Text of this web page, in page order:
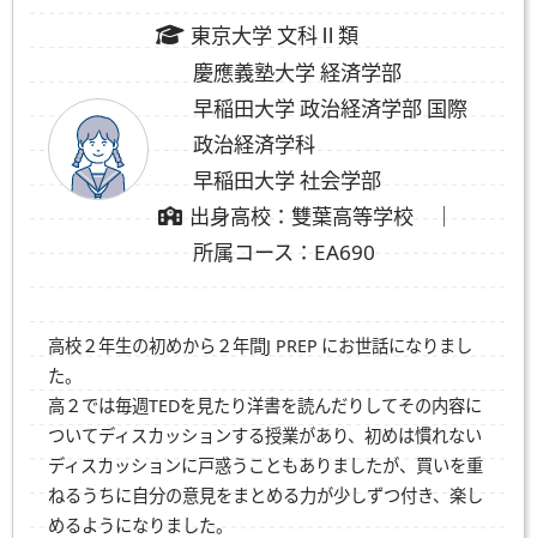
東京大学 文科Ⅱ類
慶應義塾大学 経済学部
早稲田大学 政治経済学部 国際
政治経済学科
早稲田大学 社会学部
出身高校：雙葉高等学校 ｜
所属コース：EA690
高校２年生の初めから２年間J PREP にお世話になりまし
た。
高２では毎週TEDを見たり洋書を読んだりしてその内容に
ついてディスカッションする授業があり、初めは慣れない
ディスカッションに戸惑うこともありましたが、買いを重
ねるうちに自分の意見をまとめる力が少しずつ付き、楽し
めるようになりました。